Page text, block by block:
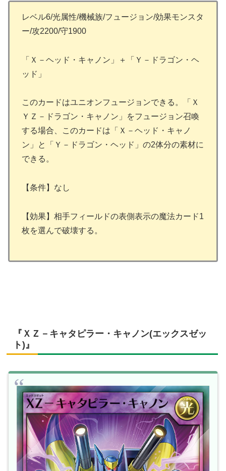
レベル6/光属性/機械族/フュージョン/効果モンスタ
ー/攻2200/守1900
「Ｘ－ヘッド・キャノン」＋「Ｙ－ドラゴン・ヘ
ッド」
このカードはユニオンフュージョンできる。「Ｘ
ＹＺ－ドラゴン・キャノン」をフュージョン召喚
する場合、このカードは「Ｘ－ヘッド・キャノ
ン」と「Ｙ－ドラゴン・ヘッド」の2体分の素材に
できる。
【条件】なし
【効果】相手フィールドの表側表示の魔法カード1
枚を選んで破壊する。
『ＸＺ－キャタピラー・キャノン(エックスゼッ
ト)』